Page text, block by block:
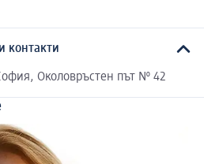
контакти
Околовръстен път № 42